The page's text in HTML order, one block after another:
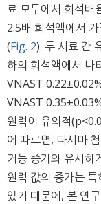
료 모두에서 희석배
2.5배 희석액에서
(Fig. 2). 두 시료 간
하의 희석액에서 나
VNAST
VNAST
원력이 유의적
에 따르면, 다시마
거능 증가와 유사하
원력 값의 증가는
있기 때문에, 본 연